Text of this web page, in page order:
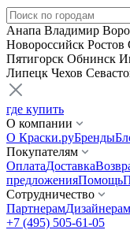
Анапа Владимир
Новороссийск Ростов
Пятигорск Обнинск
Липецк Чехов
где купить
О компании
О Краски.руБренды
Покупателям
ОплатаДоставка
предложенияПомощь
Сотрудничество
ПартнерамДизайнерам
+7 (495) 505-61-05